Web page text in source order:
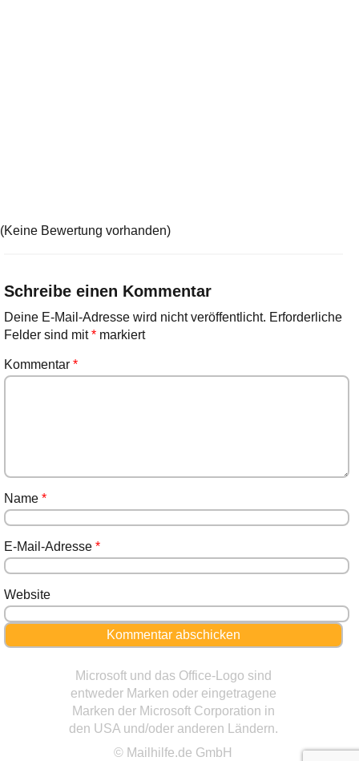
(Keine Bewertung vorhanden)
Schreibe einen Kommentar
Deine E-Mail-Adresse wird nicht veröffentlicht. Erforderliche
Felder sind mit*markiert
Kommentar *
Name *
E-Mail-Adresse *
Website
Microsoft und das Office-Logo sind
entweder Marken oder eingetragene
Marken der Microsoft Corporation in
den USA und/oder anderen Ländern.
© Mailhilfe.de GmbH